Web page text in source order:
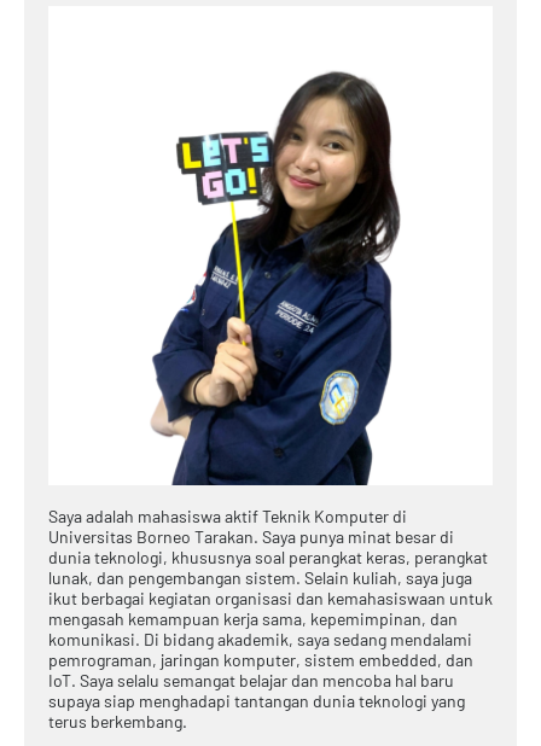
Saya adalah mahasiswa aktif Teknik Komputer di
Universitas Borneo Tarakan. Saya punya minat besar di
dunia teknologi, khususnya soal perangkat keras, perangkat
lunak, dan pengembangan sistem. Selain kuliah, saya juga
ikut berbagai kegiatan organisasi dan kemahasiswaan untuk
mengasah kemampuan kerja sama, kepemimpinan, dan
komunikasi. Di bidang akademik, saya sedang mendalami
pemrograman, jaringan komputer, sistem embedded, dan
IoT. Saya selalu semangat belajar dan mencoba hal baru
supaya siap menghadapi tantangan dunia teknologi yang
terus berkembang.